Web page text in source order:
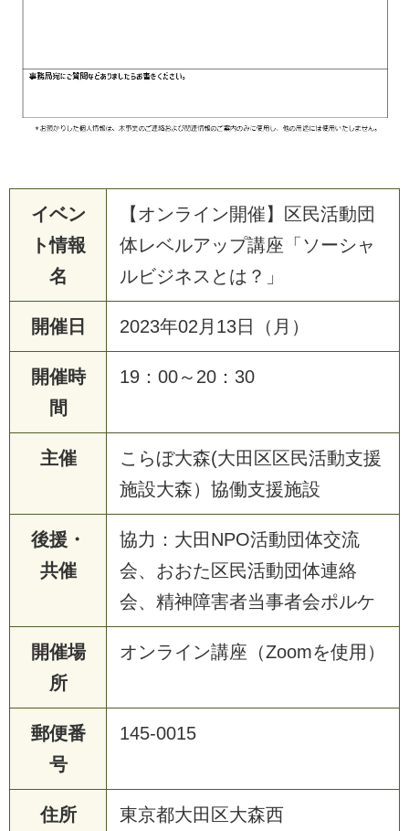
イベン
ト情報
名
【オンライン開催】区民活動団
体レベルアップ講座「ソーシャ
ルビジネスとは？」
開催日 2023年02月13日（月）
開催時
間
19：00～20：30
主催
こらぼ大森(大田区区民活動支援
施設大森）協働支援施設
後援・
共催
協力：大田NPO活動団体交流
会、おおた区民活動団体連絡
会、精神障害者当事者会ポルケ
開催場
所
オンライン講座（Zoomを使用）
郵便番
号
145-0015
住所 東京都大田区大森西